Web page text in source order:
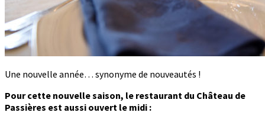
Une nouvelle année… synonyme de nouveautés !
Pour cette nouvelle saison, le restaurant du Château de
Passières est aussi ouvert le midi :